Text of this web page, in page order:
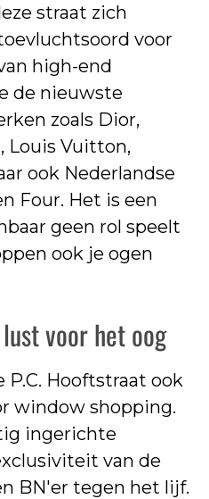
straat zich
voor
high-end
de nieuwste
zoals Dior,
Louis Vuitton,
ook Nederlandse
Four. Het is een
geen rol speelt
ook je ogen
voor het oog
P.C. Hooftstraat ook
window shopping.
ingerichte
van de
BN'er tegen het lijf.